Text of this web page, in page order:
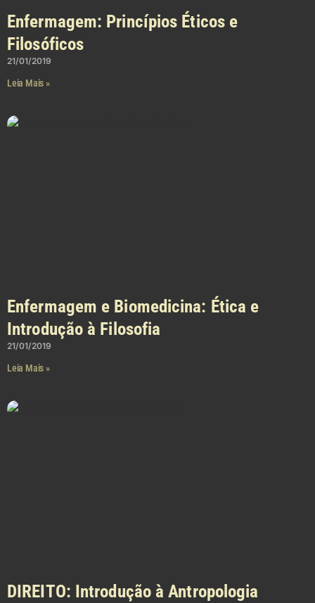
Enfermagem: Princípios Éticos e
Filosóficos
21/01/2019
Leia Mais »
Enfermagem e Biomedicina: Ética e
Introdução à Filosofia
21/01/2019
Leia Mais »
DIREITO: Introdução à Antropologia